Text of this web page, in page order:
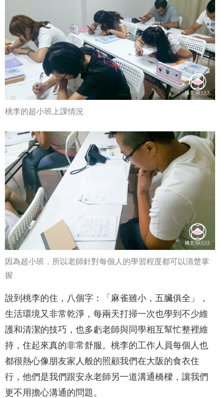
桃李的超小班上課情況
因為超小班，所以老師針對每個人的學習程度都可以清楚掌
握
說到桃李的住，八個字：「麻雀雖小，五臟俱全」，
生活環境又非常乾淨，每兩天打掃一次也學到不少維
護和清潔的技巧，也多虧老師與同學相互幫忙整裡維
持，住起來真的非常舒服。桃李的工作人員每個人也
都很熱心像朋友家人般的照顧我們在大阪的食衣住
行，他們是我們跟安永老師另一道溝通橋樑，讓我們
更不用擔心溝通的問題。